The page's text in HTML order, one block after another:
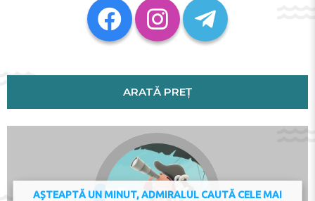
This property will not accommodate hen, stag or similar
parties. Managed by a private host
Check-in 16:00 - 00:00
Adresa:32 Rue de la Charbonnière premier étage,
77144, Montévrain, FranceARATĂ PREȚ
AȘTEAPTĂ UN MINUT, ADMIRALUL CAUTĂ CELE MAI